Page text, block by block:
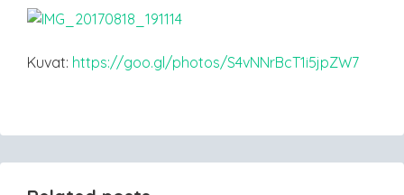
Kuvat: https://goo.gl/photos/S4vNNrBcT1i5jpZW7